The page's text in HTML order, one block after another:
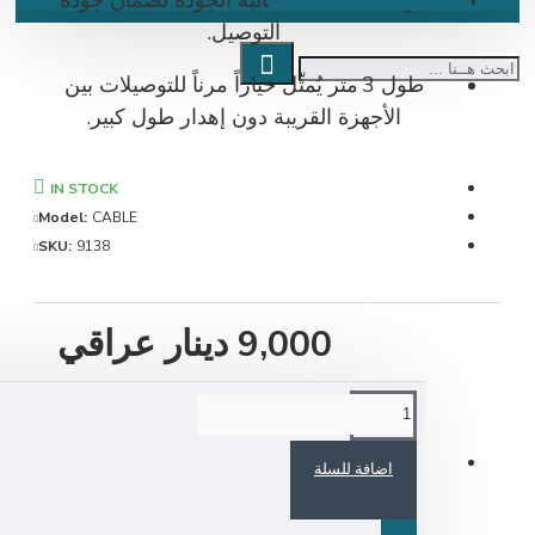
التوصيل.
طول 3 متر يُمثّل خياراً مرناً للتوصيلات بين
الأجهزة القريبة دون إهدار طول كبير.
9,000 دينار عراقي
IN STOCK
Model: CABLE
SKU:
اضافة للسلة